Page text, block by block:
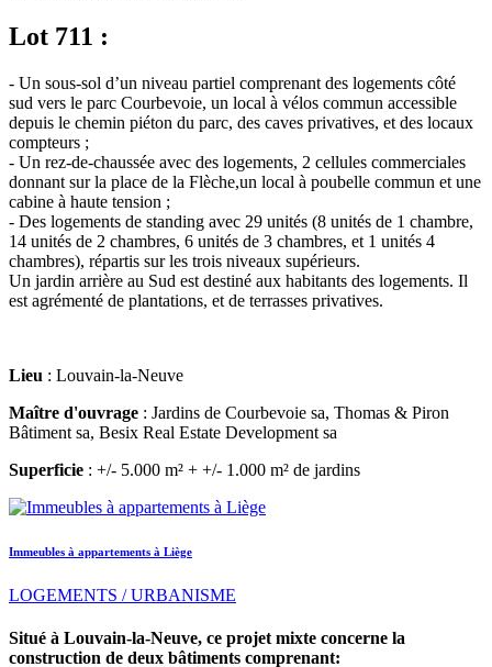
Lot 711 :
- Un sous-sol d’un niveau partiel comprenant des logements côté
sud vers le parc Courbevoie, un local à vélos commun accessible
depuis le chemin piéton du parc, des caves privatives, et des locaux
compteurs ;
- Un rez-de-chaussée avec des logements, 2 cellules commerciales
donnant sur la place de la Flèche,un local à poubelle commun et une
cabine à haute tension ;
- Des logements de standing avec 29 unités (8 unités de 1 chambre,
14 unités de 2 chambres, 6 unités de 3 chambres, et 1 unités 4
chambres), répartis sur les trois niveaux supérieurs.
Un jardin arrière au Sud est destiné aux habitants des logements. Il
est agrémenté de plantations, et de terrasses privatives.
Lieu : Louvain-la-Neuve
Maître d'ouvrage : Jardins de Courbevoie sa, Thomas & Piron
Bâtiment sa, Besix Real Estate Development sa
Superficie : +/- 5.000 m² + +/- 1.000 m² de jardins
Immeubles à appartements à Liège
LOGEMENTS / URBANISME
Situé à Louvain-la-Neuve, ce projet mixte concerne la
construction de deux bâtiments comprenant: